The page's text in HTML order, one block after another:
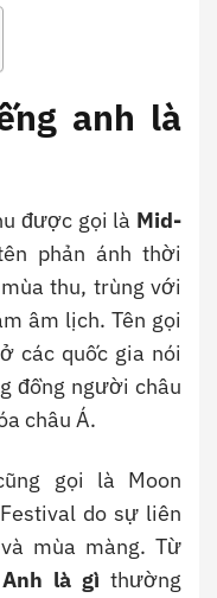
anh là
được gọi là Mid-
phản ánh thời
thu, trùng với
âm lịch. Tên gọi
các quốc gia nói
đồng người châu
châu Á.
gọi là Moon
do sự liên
mùa màng. Từ
là gì thường